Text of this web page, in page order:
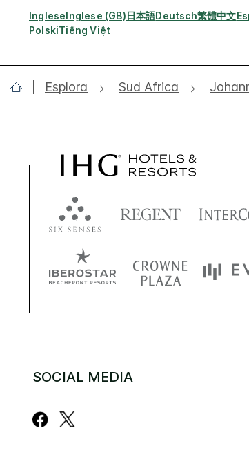
IngleseInglese (GB)日本語Deutsch繁體中文
PolskiTiếng Việt
Esplora Sud Africa
SOCIAL MEDIA